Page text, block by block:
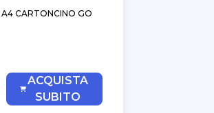
CARTONCINO GO
ACQUISTA
SUBITO